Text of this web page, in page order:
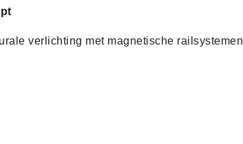
verlichting met magnetische railsystemen